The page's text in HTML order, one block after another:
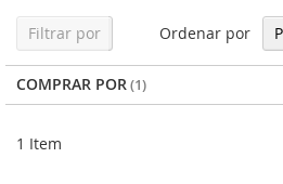
1 Item
Ordenar por
Filtrar por
COMPRAR POR